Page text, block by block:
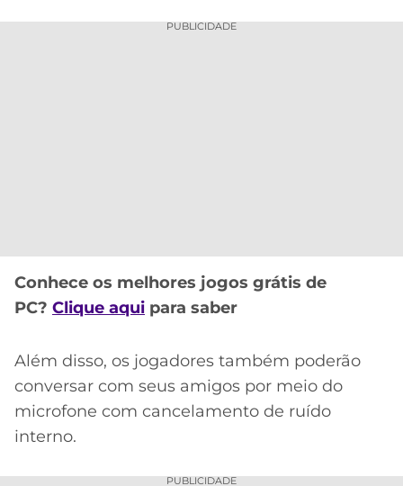
MELHORES
CASSINOS
ONLINE
2026
SANTOS
GRÊMIO
ATLÉTICO
MG
CRUZEIRO
CAMPEÕES
LALIGA
PUBLICIDADE
Conhece os melhores jogos grátis de
PC? Clique aqui para saber
Além disso, os jogadores também poderão
conversar com seus amigos por meio do
microfone com cancelamento de ruído
interno.
PUBLICIDADE